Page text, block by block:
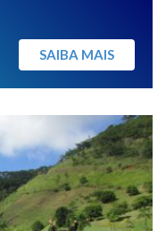
SAIBA MAIS